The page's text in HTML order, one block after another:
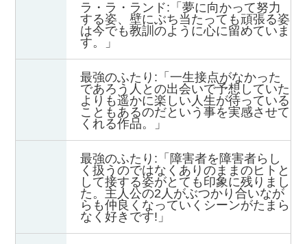
ラ・ラ・ランド:「夢に向かって努力
する姿、壁にぶち当たっても頑張る姿
は今でも教訓のように心に留めていま
す。」
最強のふたり:「一生接点がなかった
であろう人との出会いで予想していた
よりも遥かに楽しい人生が待っている
こともあるのだという事を実感させて
くれる作品。」
最強のふたり:「障害者を障害者らし
く扱うのではなくありのままのヒトと
して接する姿がとても印象に残りまし
た。主人公の2人がぶつかり合いなが
らも仲良くなっていくシーンがたまら
なく好きです!」